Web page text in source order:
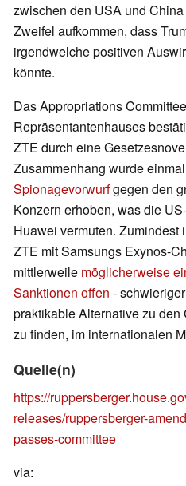
zwischen den USA und
Zweifel aufkommen, dass
irgendwelche positiven
könnte.
Das Appropriations
Repräsentantenhauses
ZTE durch eine
Zusammenhang wurde
Spionagevorwurfgegen den
Konzern erhoben, was die
Huawei vermuten. Zumindest
ZTE mit Samsungs Exynos-
mittlerweile möglicherweise
Sanktionen offen -
praktikable Alternative zu
zu finden, im internationalen
Quelle(n)
https://
releases/ruppersberger-
passes-committee
via: